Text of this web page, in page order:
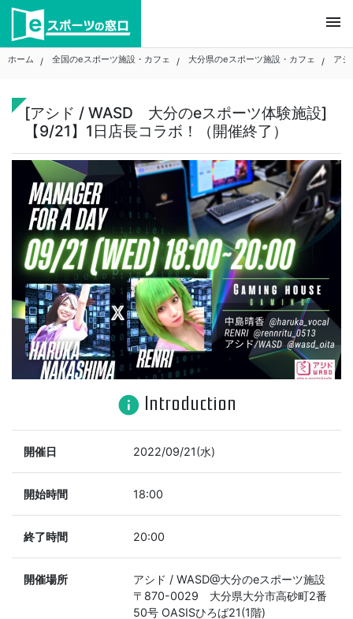
Skip
content
menu
ホーム 全国のeスポーツ施設・カフェ 大分県のeスポーツ施設・カフェ ア
[アシド / WASD 大分のeスポーツ体験施設]
【9/21】1日店長コラボ！（開催終了）
info Introduction
開催日 2022/09/21(水)
開始時間 18:00
終了時間 20:00
開催場所
アシド / WASD@大分のeスポーツ施設
〒870-0029 大分県大分市高砂町2番
50号 OASISひろば21(1階)